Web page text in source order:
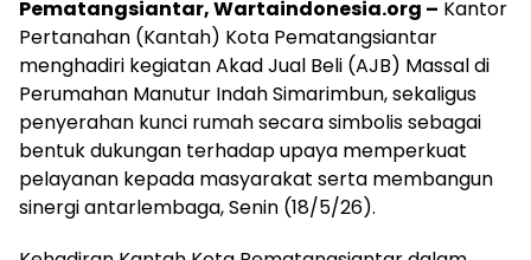
Pematangsiantar, Wartaindonesia.org – Kantor
Pertanahan (Kantah) Kota Pematangsiantar
menghadiri kegiatan Akad Jual Beli (AJB) Massal di
Perumahan Manutur Indah Simarimbun, sekaligus
penyerahan kunci rumah secara simbolis sebagai
bentuk dukungan terhadap upaya memperkuat
pelayanan kepada masyarakat serta membangun
sinergi antarlembaga, Senin (18/5/26).